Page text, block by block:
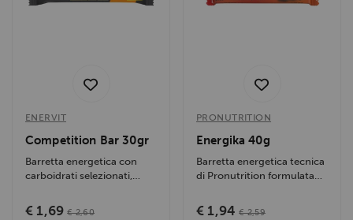
ENERVIT
Competition Bar 30gr
Barretta energetica con
carboidrati selezionati,
contenuto di...
€ 1,69 € 2,60
PRONUTRITION
Energika 40g
Barretta energetica tecnica
di Pronutrition formulata
costante...
€ 1,94 € 2,59